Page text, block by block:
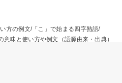
方の例文 「こ」で始まる四字熟語
味と使い方や例文（語源由来・出典）